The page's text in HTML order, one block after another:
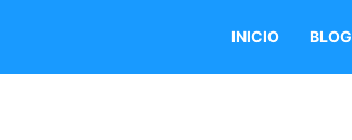
INICIO BLOG